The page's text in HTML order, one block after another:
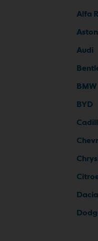
Alfa
Audi
BMW
BYD
Dacia